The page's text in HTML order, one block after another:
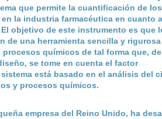
que permite la cuantificación de los
la industria farmacéutica en cuanto
objetivo de este instrumento es que
de una herramienta sencilla y rigurosa
procesos químicos de tal forma que,
se tome en cuenta el factor
está basado en el análisis del
y procesos químicos.
empresa del Reino Unido, ha